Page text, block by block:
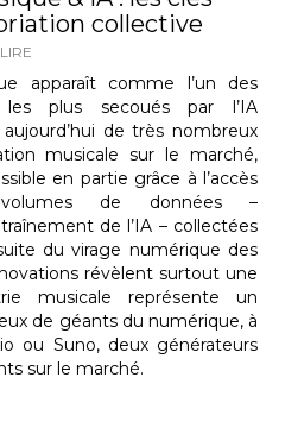
collective
LIRE
apparaît comme l’un des
les plus secoués par l’IA
de très nombreux
musicale sur le marché,
en partie grâce à l’accès
de données –
de l’IA – collectées
du virage numérique des
révèlent surtout une
musicale représente un
de géants du numérique, à
ou Suno, deux générateurs
sur le marché.